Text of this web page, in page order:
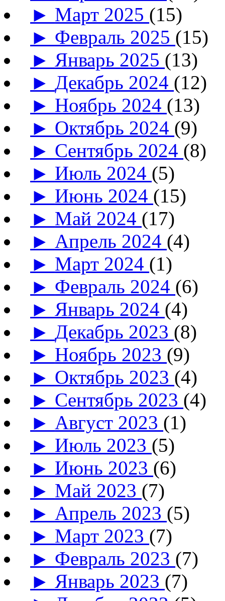
► Март 2025 (15)
► Февраль 2025 (15)
► Январь 2025 (13)
►Декабрь 2024 (12)
► Ноябрь 2024 (13)
► Октябрь 2024 (9)
► Сентябрь 2024 (8)
► Июль 2024 (5)
► Июнь 2024 (15)
► Май 2024 (17)
► Апрель 2024 (4)
► Март 2024 (1)
► Февраль 2024 (6)
► Январь 2024 (4)
►Декабрь 2023 (8)
► Ноябрь 2023 (9)
► Октябрь 2023 (4)
► Сентябрь 2023 (4)
► Август 2023 (1)
► Июль 2023 (5)
► Июнь 2023 (6)
► Май 2023 (7)
► Апрель 2023 (5)
► Март 2023 (7)
► Февраль 2023 (7)
► Январь 2023 (7)